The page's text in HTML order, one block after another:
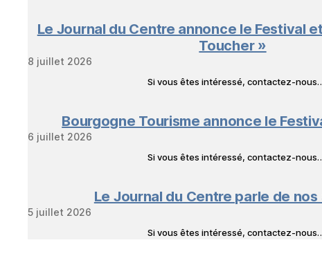
Le Journal du Centre annonce le Festival
Toucher »
8 juillet 2026
Si vous êtes intéressé, contactez-
Bourgogne Tourisme annonce le
6 juillet 2026
Si vous êtes intéressé, contactez-
Le Journal du Centre parle de
5 juillet 2026
Si vous êtes intéressé, contactez-